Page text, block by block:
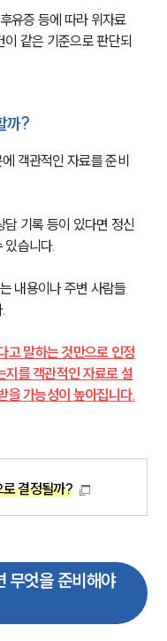
변호사
약
유증 등에 따라 위자료
같은 기준으로 판단되
까?
객관적인 자료를 준비
기록 등이 있다면 정신
있습니다.
내용이나 주변 사람들
고 말하는 것만으로 인정
지를 객관적인 자료로 설
을 가능성이 높아집니다.
결정될까?
무엇을 준비해야